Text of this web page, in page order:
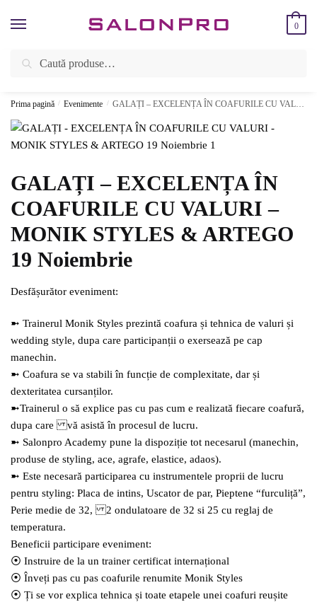
Caută
Caută
0
ÎNREGISTREAZĂ-TE SI BENEFICIEAZĂ DE CADOURI ȘI REDUCERI
Prima pagină / Evenimente / GALAȚI – EXCELENȚA ÎN COAFURILE CU VALURI – MONIK STYLES & ARTEGO 19 Noiembrie
GALAȚI – EXCELENȚA ÎN
COAFURILE CU VALURI –
MONIK STYLES & ARTEGO
19 Noiembrie
Desfășurător eveniment:
➼ Trainerul Monik Styles prezintă coafura și tehnica de valuri și
wedding style, dupa care participanții o exersează pe cap
manechin.
➼ Coafura se va stabili în funcție de complexitate, dar și
dexteritatea cursanților.
➼Trainerul o să explice pas cu pas cum e realizată fiecare coafură,
dupa care vă asistă în procesul de lucru.
➼ Salonpro Academy pune la dispoziție tot necesarul (manechin,
produse de styling, ace, agrafe, elastice, adaos).
➼ Este necesară participarea cu instrumentele proprii de lucru
pentru styling: Placa de intins, Uscator de par, Pieptene “furculiță”,
Perie medie de 32, 2 ondulatoare de 32 si 25 cu reglaj de
temperatura.
Beneficii participare eveniment:
⦿ Instruire de la un trainer certificat internațional
⦿ Înveți pas cu pas coafurile renumite Monik Styles
⦿ Ți se vor explica tehnica și toate etapele unei coafuri reușite